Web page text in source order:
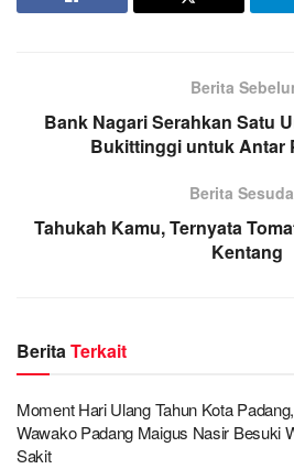
Berita
Bank Nagari Serahkan Satu
Bukittinggi untuk Antar
Berita
Tahukah Kamu, Ternyata
Kentang
BeritaTerkait
Moment Hari Ulang Tahun Kota Padang,
Wawako Padang Maigus Nasir Besuki
Sakit